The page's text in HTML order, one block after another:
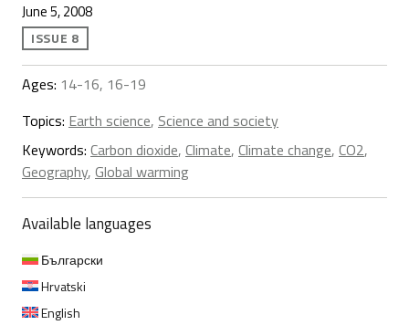
June 5, 2008
ISSUE 8
Ages: 14-16, 16-19
Topics: Earth science, Science and society
Keywords: Carbon dioxide, Climate, Climate change, CO2,
Geography, Global warming
Available languages
Български
Hrvatski
English